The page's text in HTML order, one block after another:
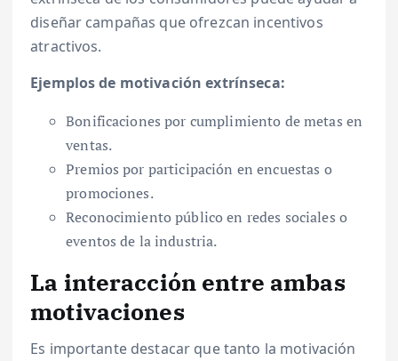
diseñar campañas que ofrezcan incentivos
atractivos.
Ejemplos de motivación extrínseca:
Bonificaciones por cumplimiento de metas en
ventas.
Premios por participación en encuestas o
promociones.
Reconocimiento público en redes sociales o
eventos de la industria.
La interacción entre ambas
motivaciones
Es importante destacar que tanto la motivación